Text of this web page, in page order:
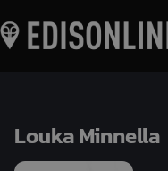
Louka Minnella